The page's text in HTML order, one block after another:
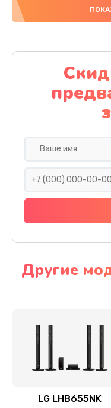
Замена
Ремонт
Ремонт
Ремонт / замена
Другие
LG LHB655NK